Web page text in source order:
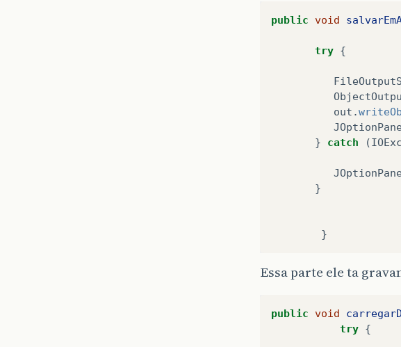
public void
try {
out .
}
catch (
}
}
Essa parte ele ta
public void
try {